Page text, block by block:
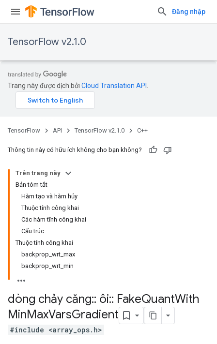
Đăng nhập
TensorFlow v2.1.0
Trang này được dịch bởi Cloud Translation API
TensorFlow API TensorFlow v2.1.0 C++
Thông tin này có hữu ích không cho bạn không?
Trên trang này
Bản tóm tắt
Hàm tạo và hàm hủy
Thuộc tính công khai
Các hàm tĩnh công khai
Cấu trúc
Thuộc tính công khai
backprop_wrt_max
backprop_wrt_min
dòng chảy căng:: ôi:: FakeQuantWith
MinMaxVarsGradient
#include <array_ops.h>